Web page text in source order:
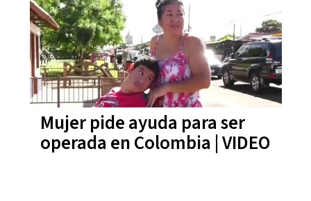
Mujer pide ayuda para ser
operada en Colombia | VIDEO